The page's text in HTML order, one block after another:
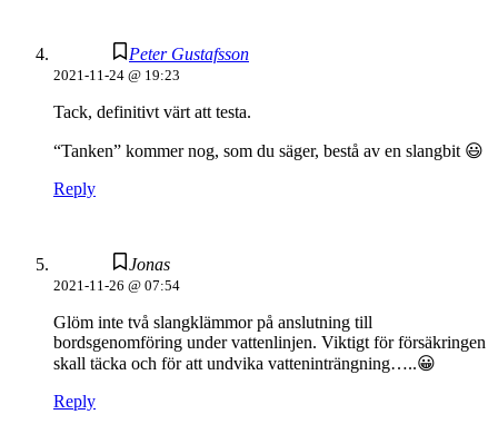
Peter Gustafsson
2021-11-24 @ 19:23
Tack, definitivt värt att testa.
“Tanken” kommer nog, som du säger, bestå av en slangbit 😃
Reply
Jonas
2021-11-26 @ 07:54
Glöm inte två slangklämmor på anslutning till
bordsgenomföring under vattenlinjen. Viktigt för försäkringen
skall täcka och för att undvika vatteninträngning…..😀
Reply